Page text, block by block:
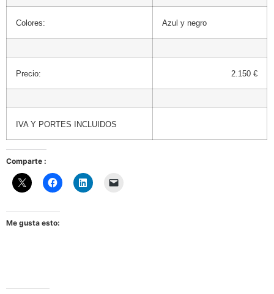
Colores: Azul y negro
Precio: 2.150 €
IVA Y PORTES INCLUIDOS
Comparte :
Me gusta esto: